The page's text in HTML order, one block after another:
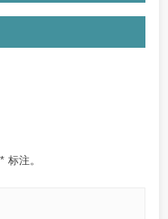
* 标注。